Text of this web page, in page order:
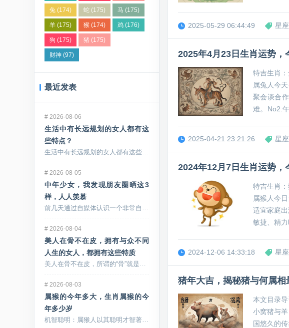
兔 (174) 蛇(175) 马 (175)
羊(175) 猴(174) 鸡(176)
狗 (175) 猪(175)
财神(97)
最近发表
# 2026-08-06
生活中有长远规划的女人都有这
些特点？
生活中有长远规划的女人都有这些特点，虽然她们没有漂...
# 2026-08-05
中年少女，我发现朋友圈晒这3
样，人人羡慕
前几天通过自媒体认识一个非常自律的中年少女妈妈，看...
# 2026-08-04
美人在骨不在皮，拥有与众不同
人生的女人，都拥有这些特质
美人在骨不在皮，所谓的“骨”就是指灵魂的高度和格局...
# 2026-08-03
属猴的今年多大，生肖属猴的今
年多少岁
机智聪明：属猴人以其聪明才智著称，善于思考和解决问...
2025-05-29 06:44:49 星
2025年4月23日生肖运势
特吉生肖
属兔人今
聚会谈合
难。No2.
2025-04-21 23:21:26 星
2024年12月7日生肖运势
特吉生肖
属猴人今
适宜家庭
敏捷、精
2024-12-06 14:33:18 星
猪年大吉，揭秘猪与何属相
本文目录
小窝猪与
国悠久的